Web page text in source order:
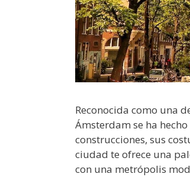
Reconocida como una
Ámsterdam se ha
construcciones, sus
ciudad te ofrece una
con una metrópolis